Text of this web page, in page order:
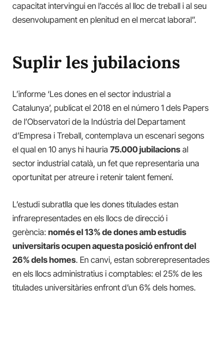
capacitat intervingui en l’accés al lloc de treball i al seu
desenvolupament en plenitud en el mercat laboral”.
Suplir les jubilacions
L’informe ‘Les dones en el sector industrial a
Catalunya’, publicat el 2018 en el número 1 dels Papers
de l’Observatori de la Indústria del Departament
d’Empresa i Treball, contemplava un escenari segons
el qual en 10 anys hi hauria 75.000 jubilacions al
sector industrial català, un fet que representaria una
oportunitat per atreure i retenir talent femení.
L’estudi subratlla que les dones titulades estan
infrarepresentades en els llocs de direcció i
gerència: només el 13% de dones amb estudis
universitaris ocupen aquesta posició enfront del
26% dels homes. En canvi, estan sobrerepresentades
en els llocs administratius i comptables: el 25% de les
titulades universitàries enfront d’un 6% dels homes.